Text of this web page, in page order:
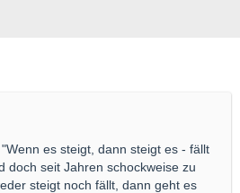
es steigt, dann steigt es - fällt
doch seit Jahren schockweise zu
steigt noch fällt, dann geht es